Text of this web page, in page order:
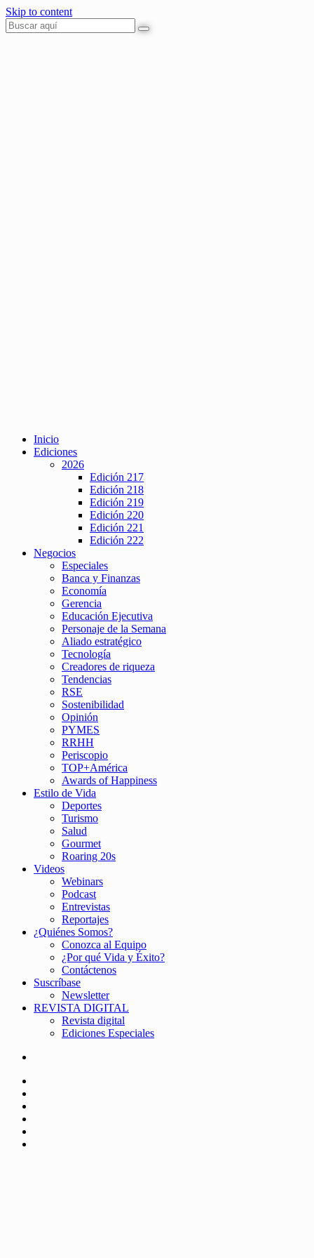
Skip to content
Inicio
Ediciones
2026
Edición 217
Edición 218
Edición 219
Edición 220
Edición 221
Edición 222
Negocios
Especiales
Banca y Finanzas
Economía
Gerencia
Educación Ejecutiva
Personaje de la Semana
Aliado estratégico
Tecnología
Creadores de riqueza
Tendencias
RSE
Sostenibilidad
Opinión
PYMES
RRHH
Periscopio
TOP+América
Awards of Happiness
Estilo de Vida
Deportes
Turismo
Salud
Gourmet
Roaring 20s
Videos
Webinars
Podcast
Entrevistas
Reportajes
¿Quiénes Somos?
Conozca al Equipo
¿Por qué Vida y Éxito?
Contáctenos
Suscríbase
Newsletter
REVISTA DIGITAL
Revista digital
Ediciones Especiales